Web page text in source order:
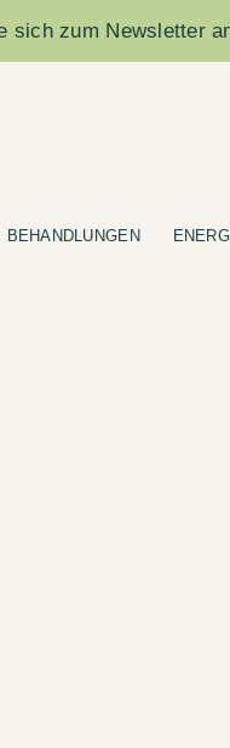
sich zum Newsletter